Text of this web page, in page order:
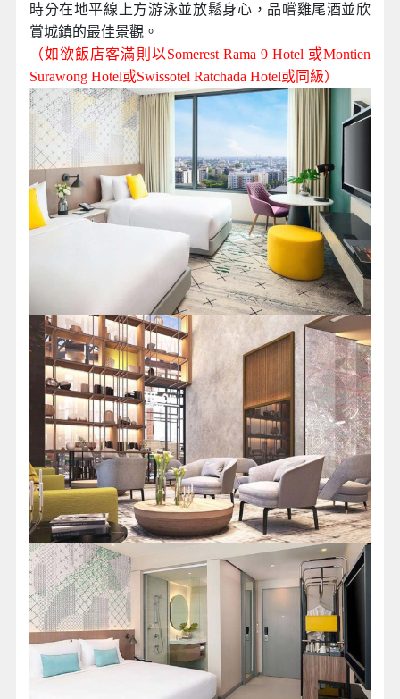
時分在地平線上方游泳並放鬆身心，品嚐雞尾酒並欣
賞城鎮的最佳景觀。
（如欲飯店客滿則以Somerest Rama 9 Hotel 或Montien
Surawong Hotel或Swissotel Ratchada Hotel或同級）